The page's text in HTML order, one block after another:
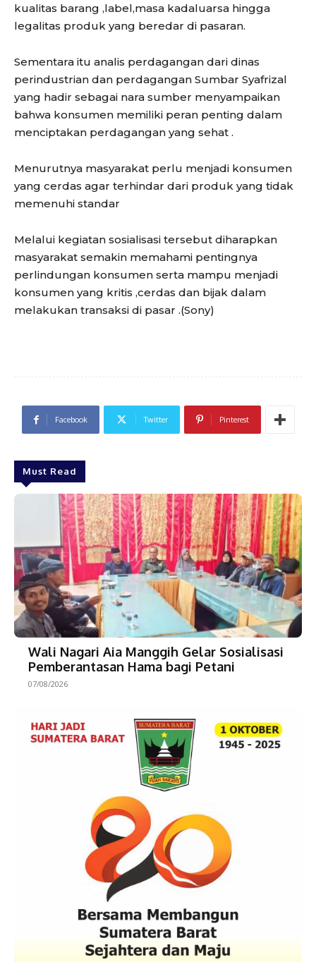
kualitas barang ,label,masa kadaluarsa hingga
legalitas produk yang beredar di pasaran.
Sementara itu analis perdagangan dari dinas
perindustrian dan perdagangan Sumbar Syafrizal
yang hadir sebagai nara sumber menyampaikan
bahwa konsumen memiliki peran penting dalam
menciptakan perdagangan yang sehat .
Menurutnya masyarakat perlu menjadi konsumen
yang cerdas agar terhindar dari produk yang tidak
memenuhi standar
Melalui kegiatan sosialisasi tersebut diharapkan
masyarakat semakin memahami pentingnya
perlindungan konsumen serta mampu menjadi
konsumen yang kritis ,cerdas dan bijak dalam
melakukan transaksi di pasar .(Sony)
Facebook Twitter Pinterest
Must Read
Wali Nagari Aia Manggih Gelar Sosialisasi
Pemberantasan Hama bagi Petani
07/08/2026